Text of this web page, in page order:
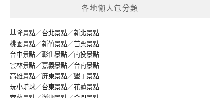
各地懶人包分類
基隆景點／台北景點／新北景點
桃園景點／新竹景點／苗栗景點
台中景點／彰化景點／南投景點
雲林景點／嘉義景點／台南景點
高雄景點／屏東景點／墾丁景點
玩小琉球／台東景點／花蓮景點